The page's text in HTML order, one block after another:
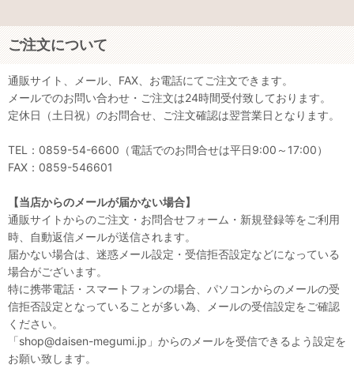
ご注文について
通販サイト、メール、FAX、お電話にてご注文できます。
メールでのお問い合わせ・ご注文は24時間受付致しております。
定休日（土日祝）のお問合せ、ご注文確認は翌営業日となります。
TEL：0859-54-6600（電話でのお問合せは平日9:00～17:00）
FAX：0859-546601
【当店からのメールが届かない場合】
通販サイトからのご注文・お問合せフォーム・新規登録等をご利用
時、自動返信メールが送信されます。
届かない場合は、迷惑メール設定・受信拒否設定などになっている
場合がございます。
特に携帯電話・スマートフォンの場合、パソコンからのメールの受
信拒否設定となっていることが多い為、メールの受信設定をご確認
ください。
「shop@daisen-megumi.jp」からのメールを受信できるよう設定を
お願い致します。